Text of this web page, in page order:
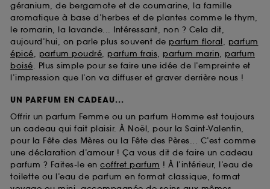
géranium, de bergamote et de coumarine, la famille
aromatique à base d’herbes et de plantes comme le thym,
le romarin, la lavande... Intéressant, non ? Cela dit,
aujourd’hui, on parle plus souvent de parfum floral, parfum
épicé, parfum poudré, parfum frais, parfum marin, parfum
boisé. Plus simple pour se faire une idée de l’empreinte et
l’impression que l’on va diffuser et graver derrière nous !
UN PARFUM EN CADEAU...
Offrir un parfum Femme ou un parfum Homme est toujours
un cadeau qui fait plaisir. À Noël, pour la Saint-Valentin,
pour la Fête des Mères ou la Fête des Pères... C’est comme
une déclaration d’amour ! Ça vous dit de faire un cadeau
parfum ? Faites-le en coffret parfum ! À l’intérieur, l’eau de
toilette ou l’eau de parfum en format classique, format